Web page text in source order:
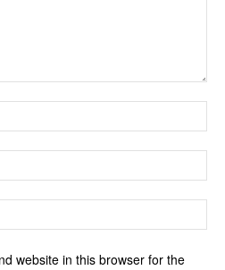
website in this browser for the